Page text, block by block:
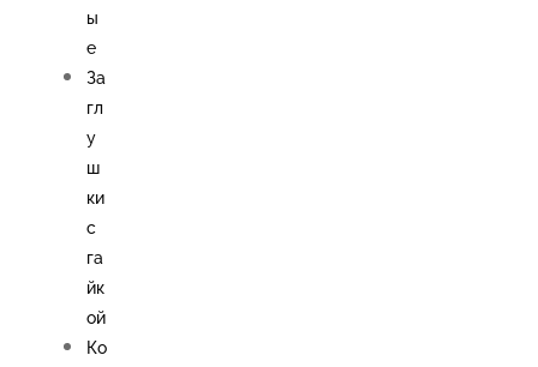
ы
е
За
гл
у
ш
ки
с
га
йк
ой
Ко